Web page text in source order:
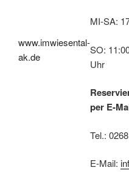
www.imwiesental-
ak.de
MI-SA:
SO:
Uhr
per E-
Tel.:
E-Mail: